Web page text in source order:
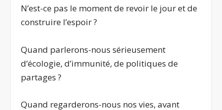
N’est-ce pas le moment de revoir le jour et de
construire l’espoir ?
Quand parlerons-nous sérieusement
d’écologie, d’immunité, de politiques de
partages ?
Quand regarderons-nous nos vies, avant